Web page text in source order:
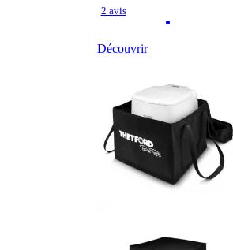
2 avis
Découvrir